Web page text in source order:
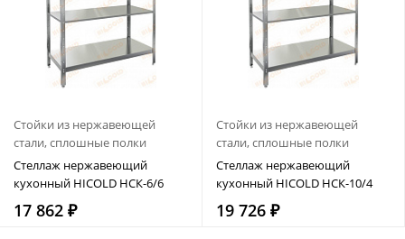
Стойки из нержавеющей
стали, сплошные полки
Стеллаж нержавеющий
кухонный HICOLD НСК-6/6
17 862 ₽
Стойки из нержавеющей
стали, сплошные полки
Стеллаж нержавеющий
кухонный HICOLD НСК-10/4
19 726 ₽